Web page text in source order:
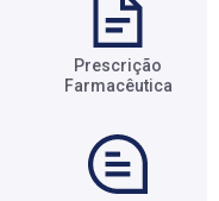
Prescrição
Farmacêutica​